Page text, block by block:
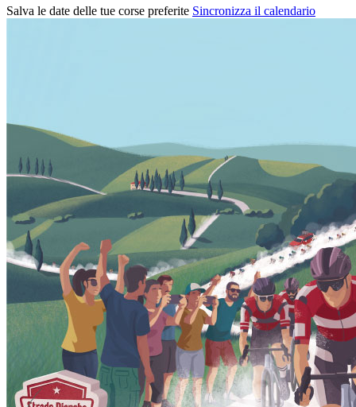
Salva le date delle tue corse preferite Sincronizza il calendario